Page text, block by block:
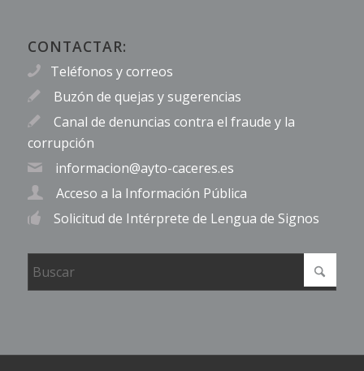
CONTACTAR:
Teléfonos y correos
Buzón de quejas y sugerencias
Canal de denuncias contra el fraude y la
corrupción
informacion@ayto-caceres.es
Acceso a la Información Pública
Solicitud de Intérprete de Lengua de Signos